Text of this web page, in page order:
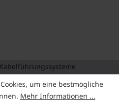
um eine bestmögliche
Mehr Informationen ...